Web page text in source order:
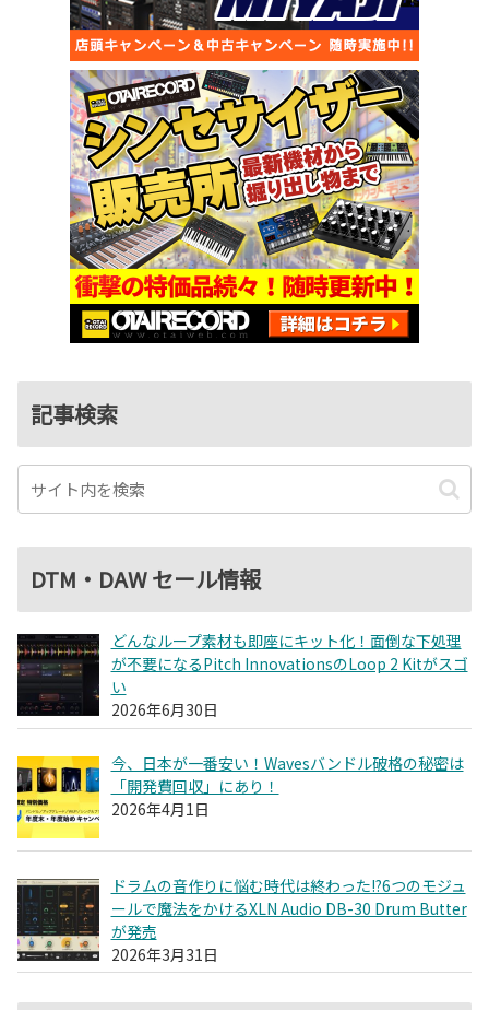
記事検索
DTM・DAW セール情報
どんなループ素材も即座にキット化！面倒な下処理
が不要になるPitch InnovationsのLoop 2 Kitがスゴ
い
2026年6月30日
今、日本が一番安い！Wavesバンドル破格の秘密は
「開発費回収」にあり！
2026年4月1日
ドラムの音作りに悩む時代は終わった!?6つのモジュ
ールで魔法をかけるXLN Audio DB-30 Drum Butter
が発売
2026年3月31日